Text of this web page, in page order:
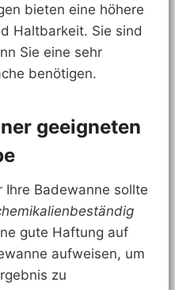
bieten eine höhere
Haltbarkeit. Sie sind
Sie eine sehr
benötigen.
geeigneten
Ihre Badewanne sollte
gute Haftung auf
aufweisen, um
zu